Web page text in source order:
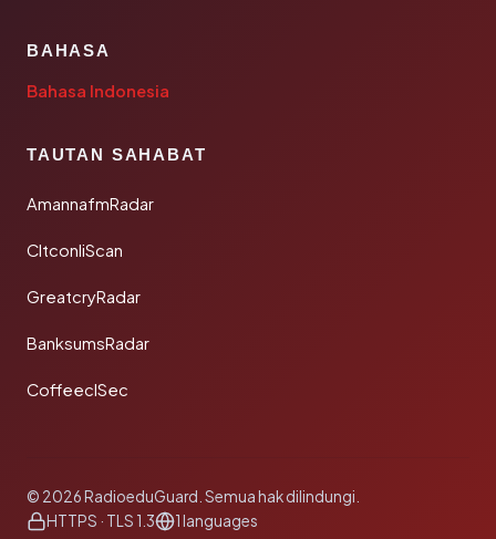
BAHASA
Bahasa Indonesia
TAUTAN SAHABAT
AmannafmRadar
CltconliScan
GreatcryRadar
BanksumsRadar
CoffeeclSec
© 2026 RadioeduGuard. Semua hak dilindungi.
HTTPS · TLS 1.3
1 languages